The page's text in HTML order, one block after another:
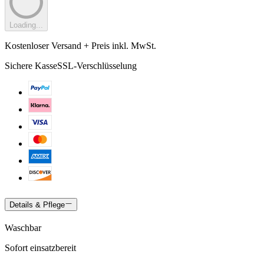
Loading...
Kostenloser Versand + Preis inkl. MwSt.
Sichere KasseSSL-Verschlüsselung
Details & Pflege
Waschbar
Sofort einsatzbereit